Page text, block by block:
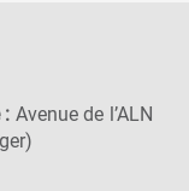
: Avenue de l’ALN